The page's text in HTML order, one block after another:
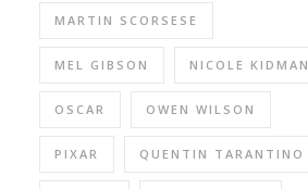
MARTIN SCORSESE
MEL GIBSON NICOLE KIDMAN
OSCAR OWEN WILSON
PIXAR QUENTIN TARANTINO